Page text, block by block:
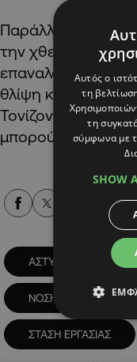
Παράλληλα
την χθεσινή́
θλίψη και θυμός,
Τονίζοντας ότι
μπορούν να
ΑΣΤΥΝΟΜΙΑ
ΝΟΣΗΛΕΥΤΕΣ
ΣΤΑΣΗ ΕΡΓΑΣΙΑΣ
Αυτός ο
τη
τη
σύμφωνα με
SHOW